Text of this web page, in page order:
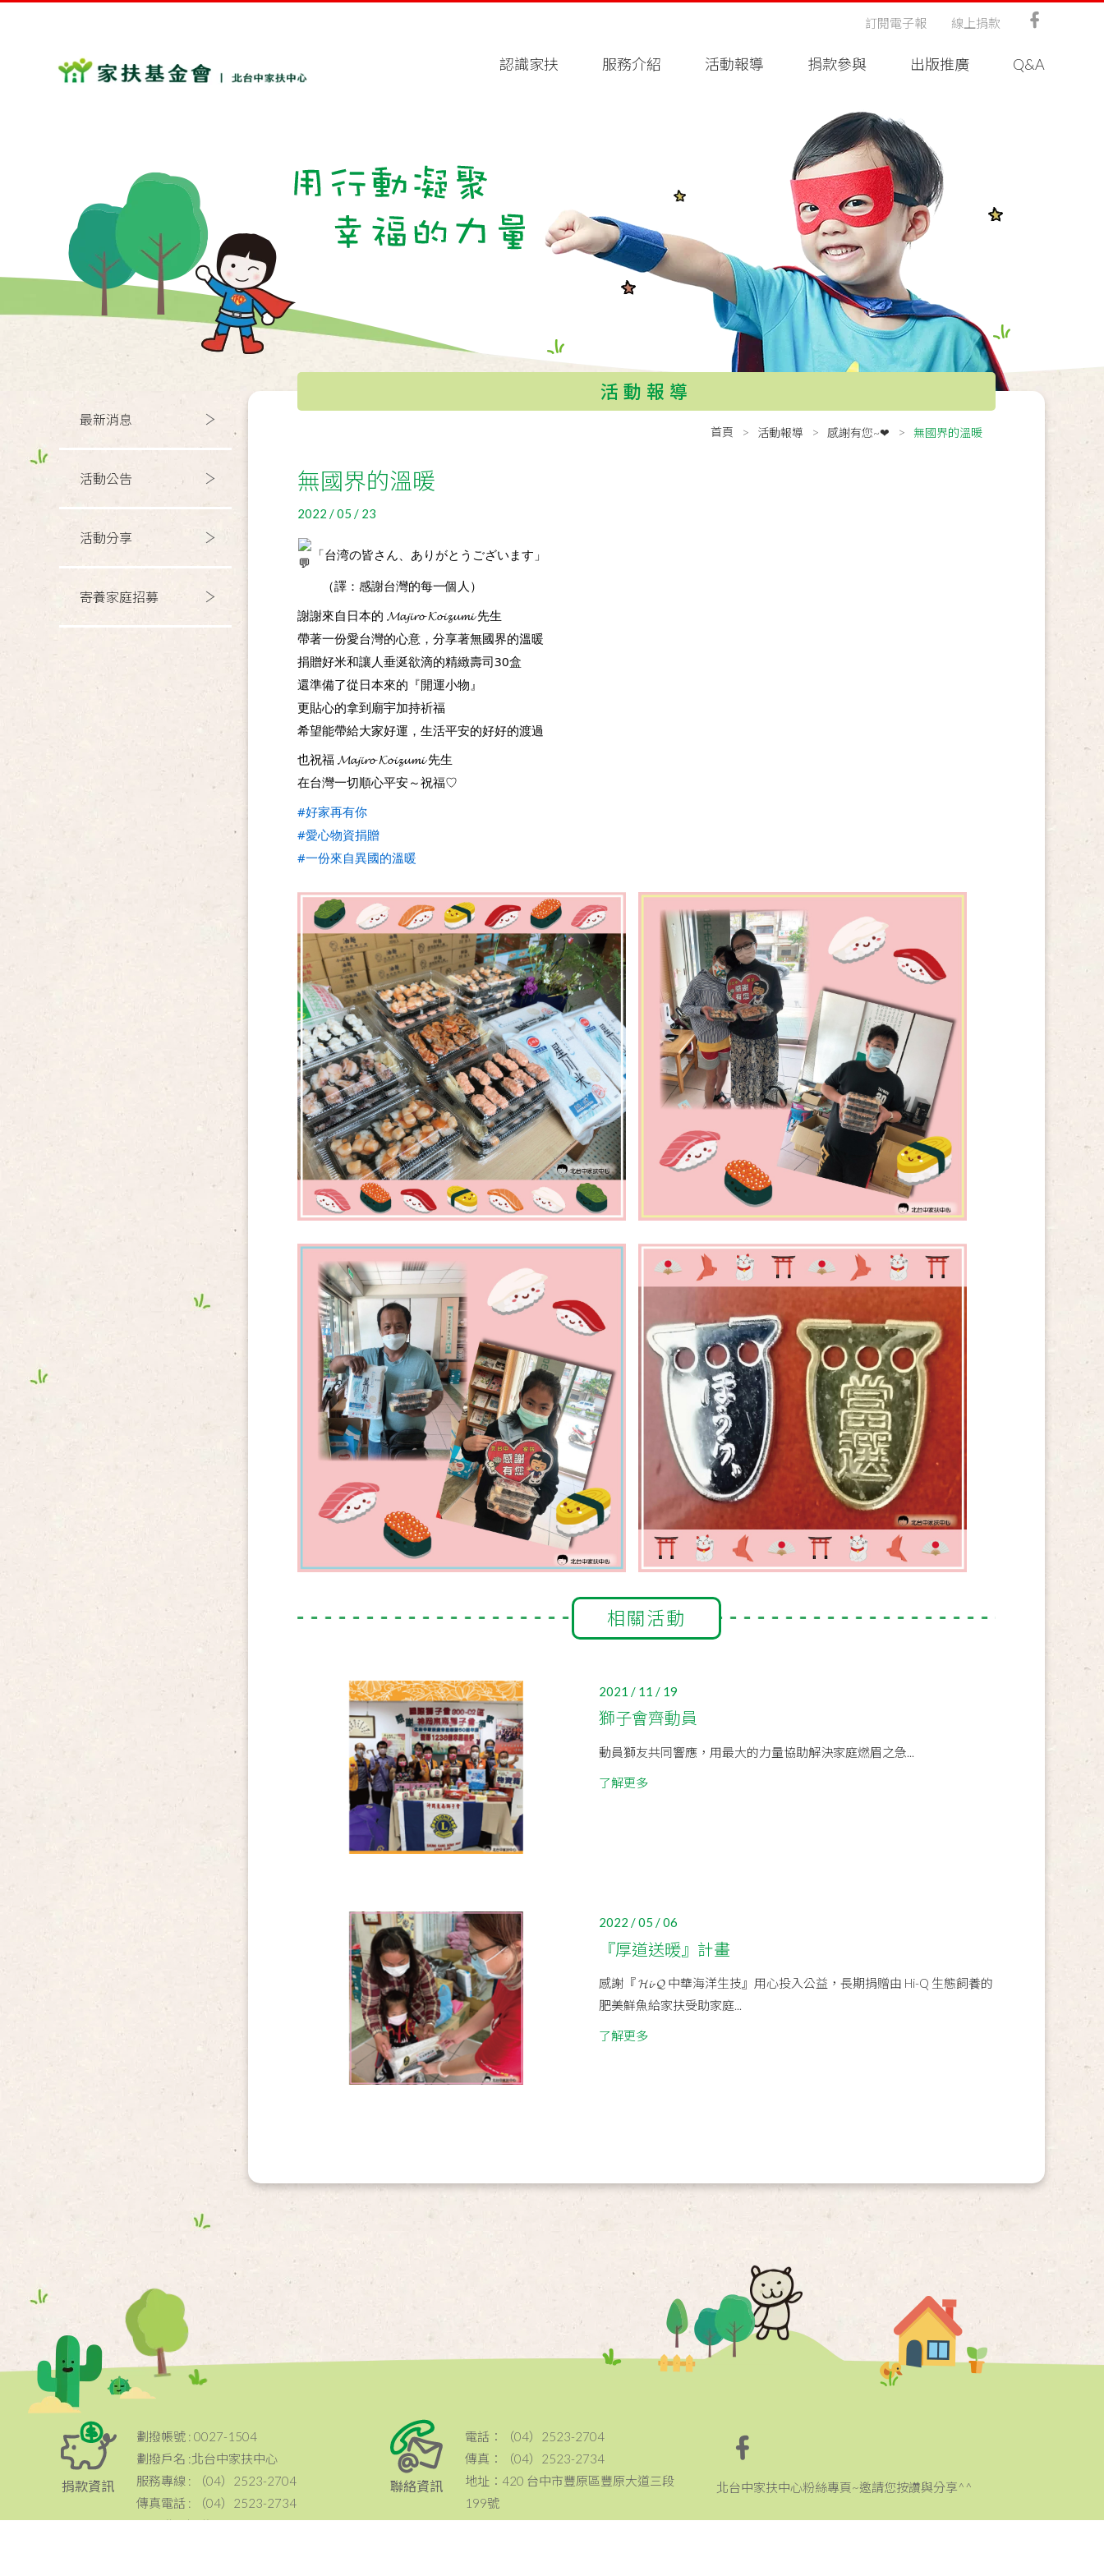
認識家扶 服務介紹 活動報導 捐款參與 出版推廣 Q&A
訂閱電子報 線上捐款
最新消息
活動公告
活動分享
寄養家庭招募
活動報導
首頁 活動報導 感謝有您~❤ 無國界的溫暖
無國界的溫暖
2022 / 05 / 23
「台湾の皆さん、ありがとうございます」
（譯：感謝台灣的每一個人）
謝謝來自日本的 𝓜𝓪𝓳𝓲𝓻𝓸 𝓚𝓸𝓲𝔃𝓾𝓶𝓲 先生
帶著一份愛台灣的心意，分享著無國界的溫暖
捐贈好米和讓人垂涎欲滴的精緻壽司30盒
還準備了從日本來的『開運小物』
更貼心的拿到廟宇加持祈福
希望能帶給大家好運，生活平安的好好的渡過
也祝福 𝓜𝓪𝓳𝓲𝓻𝓸 𝓚𝓸𝓲𝔃𝓾𝓶𝓲 先生
在台灣一切順心平安～祝福♡
#好家再有你
#愛心物資捐贈
#一份來自異國的溫暖
相關活動
2021 / 11 / 19
獅子會齊動員
動員獅友共同響應，用最大的力量協助解決家庭燃眉之急...
了解更多
2022 / 05 / 06
『厚道送暖』計畫
感謝『 𝓗𝓲-𝓠 中華海洋生技』用心投入公益，長期捐贈由 Hi-Q 生態飼養的
肥美鮮魚給家扶受助家庭...
了解更多
捐款資訊
劃撥帳號 : 0027-1504
劃撥戶名 :北台中家扶中心
服務專線 : （04）2523-2704
傳真電話 : （04）2523-2734
電子發票捐贈碼：024
聯絡資訊
電話：（04）2523-2704
傳真：（04）2523-2734
地址：420 台中市豐原區豐原大道三段
199號
email：tcc@ccf.org.tw
北台中家扶中心粉絲專頁~邀請您按讚與分享^^